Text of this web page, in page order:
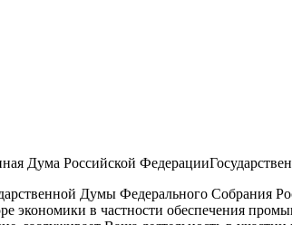
Думы Федерального Собрания
экономики в частности обеспечения